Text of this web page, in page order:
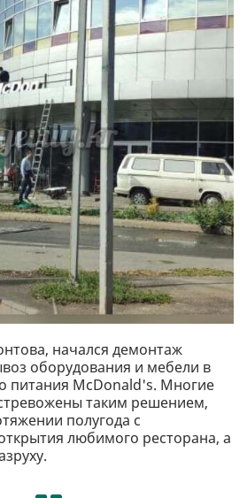
начался демонтаж
оборудования и мебели в
питания McDonald's. Многие
таким решением,
полугода с
любимого ресторана, а